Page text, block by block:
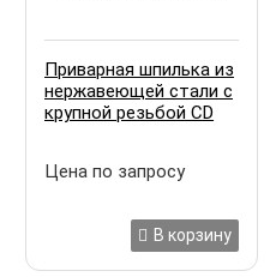
Приварная шпилька из
нержавеющей стали с
крупной резьбой CD
Цена по запросу
В корзину